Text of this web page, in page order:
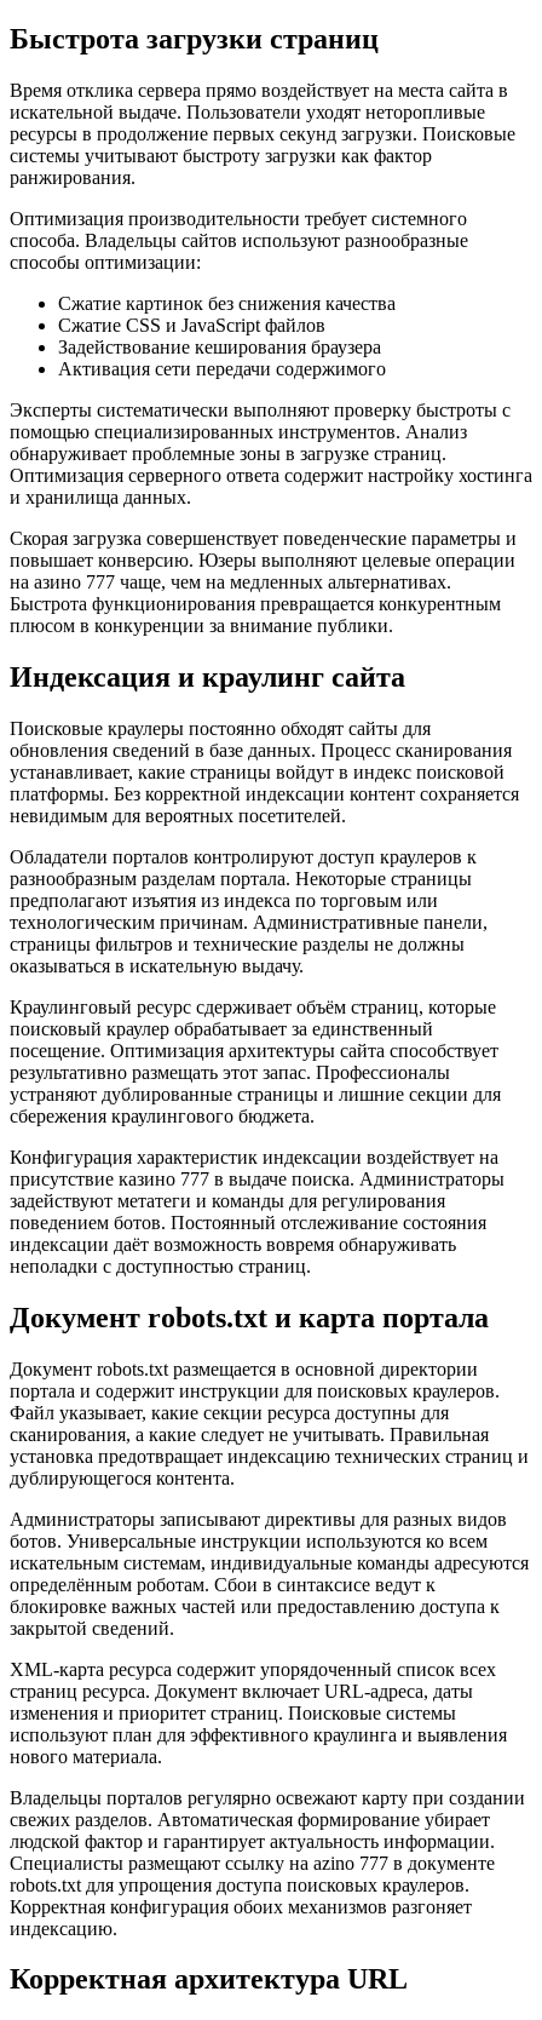
Быстрота загрузки страниц
Время отклика сервера прямо воздействует на места сайта в
искательной выдаче. Пользователи уходят неторопливые
ресурсы в продолжение первых секунд загрузки. Поисковые
системы учитывают быстроту загрузки как фактор
ранжирования.
Оптимизация производительности требует системного
способа. Владельцы сайтов используют разнообразные
способы оптимизации:
Сжатие картинок без снижения качества
Сжатие CSS и JavaScript файлов
Задействование кеширования браузера
Активация сети передачи содержимого
Эксперты систематически выполняют проверку быстроты с
помощью специализированных инструментов. Анализ
обнаруживает проблемные зоны в загрузке страниц.
Оптимизация серверного ответа содержит настройку хостинга
и хранилища данных.
Скорая загрузка совершенствует поведенческие параметры и
повышает конверсию. Юзеры выполняют целевые операции
на азино 777 чаще, чем на медленных альтернативах.
Быстрота функционирования превращается конкурентным
плюсом в конкуренции за внимание публики.
Индексация и краулинг сайта
Поисковые краулеры постоянно обходят сайты для
обновления сведений в базе данных. Процесс сканирования
устанавливает, какие страницы войдут в индекс поисковой
платформы. Без корректной индексации контент сохраняется
невидимым для вероятных посетителей.
Обладатели порталов контролируют доступ краулеров к
разнообразным разделам портала. Некоторые страницы
предполагают изъятия из индекса по торговым или
технологическим причинам. Административные панели,
страницы фильтров и технические разделы не должны
оказываться в искательную выдачу.
Краулинговый ресурс сдерживает объём страниц, которые
поисковый краулер обрабатывает за единственный
посещение. Оптимизация архитектуры сайта способствует
результативно размещать этот запас. Профессионалы
устраняют дублированные страницы и лишние секции для
сбережения краулингового бюджета.
Конфигурация характеристик индексации воздействует на
присутствие казино 777 в выдаче поиска. Администраторы
задействуют метатеги и команды для регулирования
поведением ботов. Постоянный отслеживание состояния
индексации даёт возможность вовремя обнаруживать
неполадки с доступностью страниц.
Документ robots.txt и карта портала
Документ robots.txt размещается в основной директории
портала и содержит инструкции для поисковых краулеров.
Файл указывает, какие секции ресурса доступны для
сканирования, а какие следует не учитывать. Правильная
установка предотвращает индексацию технических страниц и
дублирующегося контента.
Администраторы записывают директивы для разных видов
ботов. Универсальные инструкции используются ко всем
искательным системам, индивидуальные команды адресуются
определённым роботам. Сбои в синтаксисе ведут к
блокировке важных частей или предоставлению доступа к
закрытой сведений.
XML-карта ресурса содержит упорядоченный список всех
страниц ресурса. Документ включает URL-адреса, даты
изменения и приоритет страниц. Поисковые системы
используют план для эффективного краулинга и выявления
нового материала.
Владельцы порталов регулярно освежают карту при создании
свежих разделов. Автоматическая формирование убирает
людской фактор и гарантирует актуальность информации.
Специалисты размещают ссылку на azino 777 в документе
robots.txt для упрощения доступа поисковых краулеров.
Корректная конфигурация обоих механизмов разгоняет
индексацию.
Корректная архитектура URL